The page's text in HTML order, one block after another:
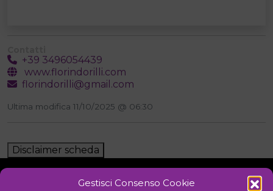
Gestisci Consenso Cookie
+39 3496054439
www.florindorilli.com
florindorilli@gmail.com
Ultima modifica 11/10/2025 @ 06:30
Disclaimer scheda